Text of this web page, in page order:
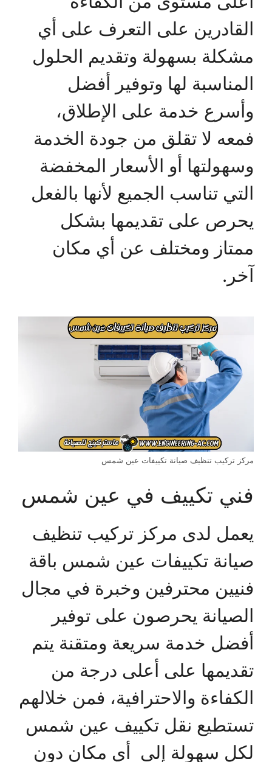
القادرين على التعرف على أي
مشكلة بسهولة وتقديم الحلول
المناسبة لها وتوفير أفضل
وأسرع خدمة على الإطلاق،
فمعه لا تقلق من جودة الخدمة
وسهولتها أو الأسعار المخفضة
التي تناسب الجميع لأنها بالفعل
يحرص على تقديمها بشكل
ممتاز ومختلف عن أي مكان
آخر.
مركز تركيب تنظيف صيانة تكييفات عين شمس
فني تكييف في عين شمس
يعمل لدى مركز تركيب تنظيف
صيانة تكييفات عين شمس باقة
فنيين محترفين وخبرة في مجال
الصيانة يحرصون على توفير
أفضل خدمة سريعة ومتقنة يتم
تقديمها على أعلى درجة من
الكفاءة والاحترافية، فمن خلالهم
تستطيع نقل تكييف عين شمس
لكل سهولة إلى أي مكان دون